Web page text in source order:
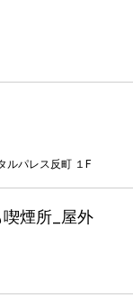
ルパレス反町 １F
煙所_屋外